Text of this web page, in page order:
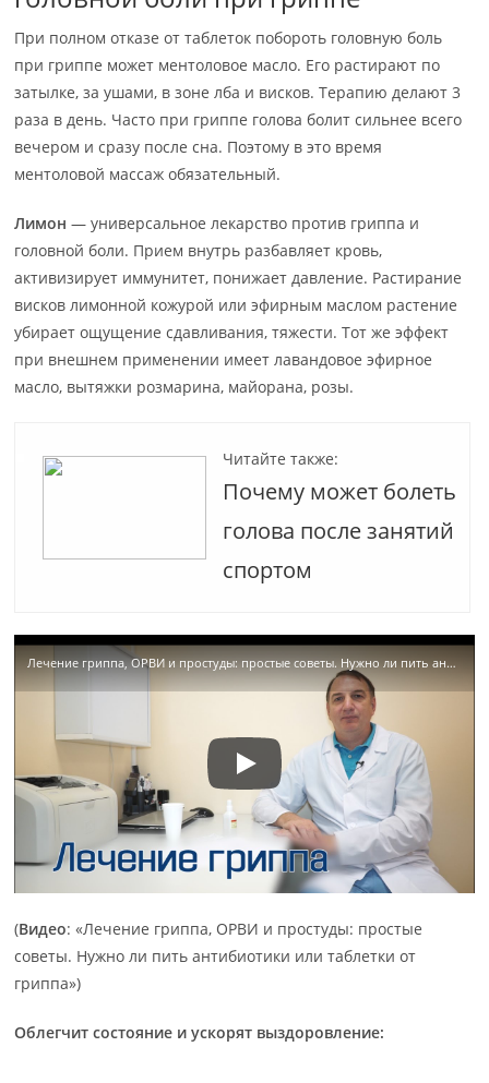
При полном отказе от таблеток побороть головную боль
при гриппе может ментоловое масло. Его растирают по
затылке, за ушами, в зоне лба и висков. Терапию делают 3
раза в день. Часто при гриппе голова болит сильнее всего
вечером и сразу после сна. Поэтому в это время
ментоловой массаж обязательный.
Лимон — универсальное лекарство против гриппа и
головной боли. Прием внутрь разбавляет кровь,
активизирует иммунитет, понижает давление. Растирание
висков лимонной кожурой или эфирным маслом растение
убирает ощущение сдавливания, тяжести. Тот же эффект
при внешнем применении имеет лавандовое эфирное
масло, вытяжки розмарина, майорана, розы.
Читайте также:
Почему может болеть
голова после занятий
спортом
Лечение гриппа, ОРВИ и простуды: простые советы. Нужно ли пить антибиотики или таблетки от гриппа
(Видео: «Лечение гриппа, ОРВИ и простуды: простые
советы. Нужно ли пить антибиотики или таблетки от
гриппа»)
Облегчит состояние и ускорят выздоровление: